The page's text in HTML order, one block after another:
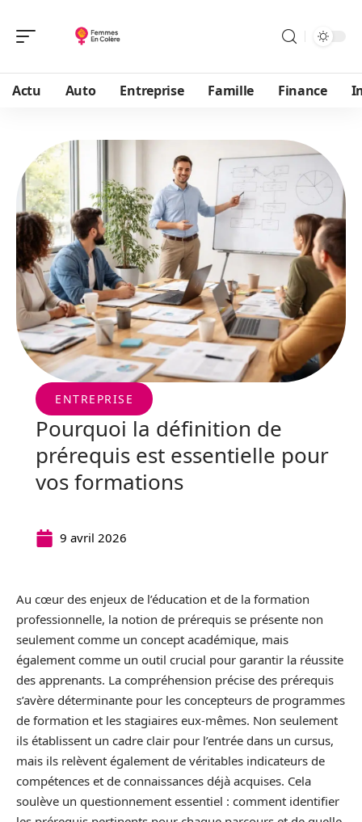
Actu Auto Entreprise Famille Finance
ENTREPRISE
Pourquoi la définition de
prérequis est essentielle pour
vos formations
9 avril 2026
Au cœur des enjeux de l’éducation et de la formation
professionnelle, la notion de prérequis se présente non
seulement comme un concept académique, mais
également comme un outil crucial pour garantir la réussite
des apprenants. La compréhension précise des prérequis
s’avère déterminante pour les concepteurs de programmes
de formation et les stagiaires eux-mêmes. Non seulement
ils établissent un cadre clair pour l’entrée dans un cursus,
mais ils relèvent également de véritables indicateurs de
compétences et de connaissances déjà acquises. Cela
soulève un questionnement essentiel : comment identifier